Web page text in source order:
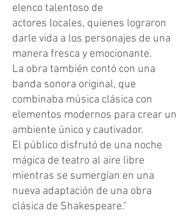
elenco talentoso de
actores locales, quienes lograron
darle vida a los personajes de una
manera fresca y emocionante.
La obra también contó con una
banda sonora original, que
combinaba música clásica con
elementos modernos para crear un
ambiente único y cautivador.
El público disfrutó de una noche
mágica de teatro al aire libre
mientras se sumergían en una
nueva adaptación de una obra
clásica de Shakespeare."